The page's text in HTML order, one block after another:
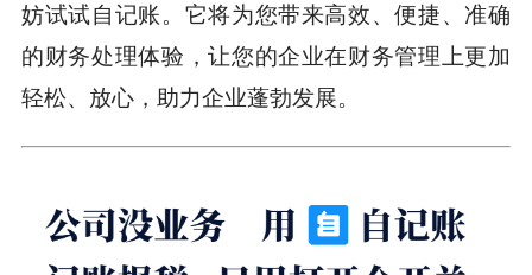
妨试试自记账。它将为您带来高效、便捷、准确
的财务处理体验，让您的企业在财务管理上更加
轻松、放心，助力企业蓬勃发展。